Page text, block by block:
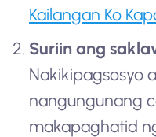
Kailangan Ko
Suriin ang
Nakikipagsosyo
nangungunang
makapaghatid